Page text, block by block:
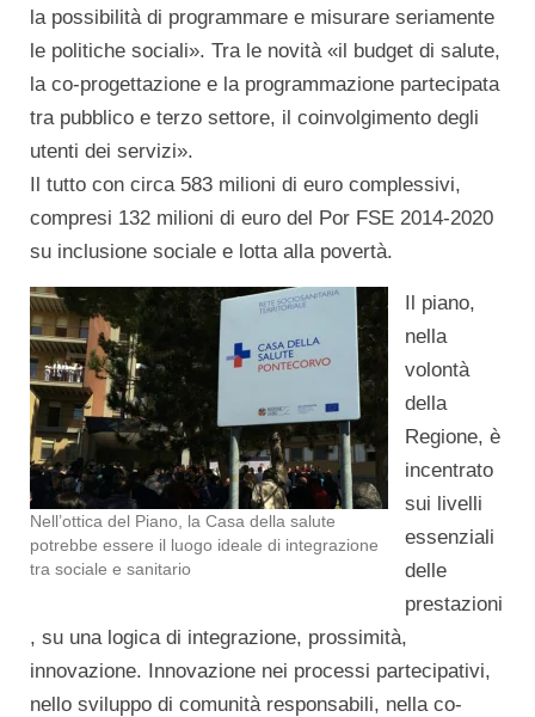
la possibilità di programmare e misurare seriamente
le politiche sociali». Tra le novità «il budget di salute,
la co-progettazione e la programmazione partecipata
tra pubblico e terzo settore, il coinvolgimento degli
utenti dei servizi».
Il tutto con circa 583 milioni di euro complessivi,
compresi 132 milioni di euro del Por FSE 2014-2020
su inclusione sociale e lotta alla povertà.
Nell’ottica del Piano, la Casa della salute
potrebbe essere il luogo ideale di integrazione
tra sociale e sanitario
Il piano,
nella
volontà
della
Regione, è
incentrato
sui livelli
essenziali
delle
prestazioni
, su una logica di integrazione, prossimità,
innovazione. Innovazione nei processi partecipativi,
nello sviluppo di comunità responsabili, nella co-